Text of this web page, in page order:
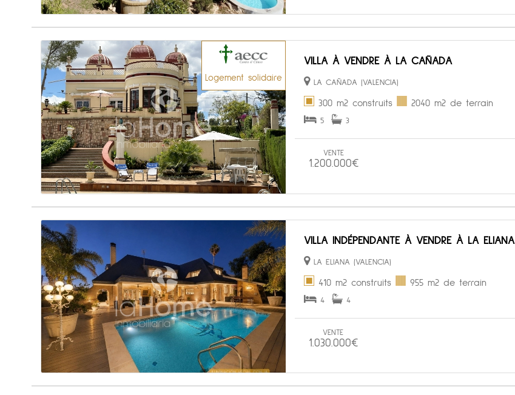
Logement solidaire
VILLA À VENDRE À LA CAÑADA
LA CAÑADA (VALENCIA)
300 m2 construits 2040 m2 de terrain
5 3
VENTE
1.200.000€
VILLA INDÉPENDANTE À VENDRE À LA ELIANA
LA ELIANA (VALENCIA)
410 m2 construits 955 m2 de terrain
4 4
VENTE
1.030.000€